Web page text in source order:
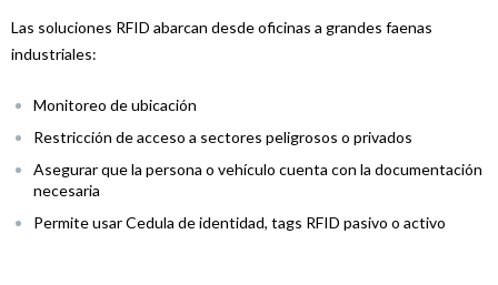
Las soluciones RFID abarcan desde oficinas a grandes faenas
industriales:
Monitoreo de ubicación
Restricción de acceso a sectores peligrosos o privados
Asegurar que la persona o vehículo cuenta con la documentación
necesaria
Permite usar Cedula de identidad, tags RFID pasivo o activo